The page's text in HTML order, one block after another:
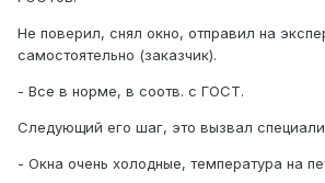
Не поверил, снял окно, отправил на
самостоятельно (заказчик).
- Все в норме, в соотв. с ГОСТ.
Следующий его шаг, это вызвал
- Окна очень холодные, температура на